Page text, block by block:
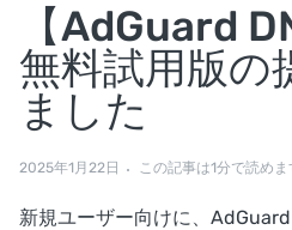
【AdGuard
無料試用版の
ました
2025年1月22日 この記事は1分で読めま
新規ユーザー向けに、